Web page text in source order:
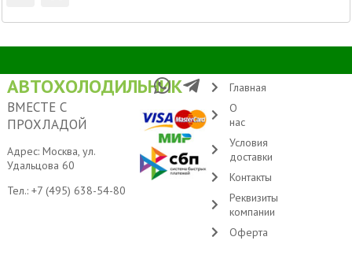
АВТОХОЛОДИЛЬНИК
ВМЕСТЕ С
ПРОХЛАДОЙ
Адрес: Москва, ул.
Удальцова 60
Тел.: +7 (495) 638-54-80
Главная
О
нас
Условия
доставки
Контакты
Реквизиты
компании
Оферта